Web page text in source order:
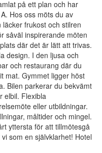
på ett plan och har
Hos oss möts du av
frukost och stilren
såväl inspirerande möten
där det är lätt att trivas.
design. I den ljusa och
och restaurang där du
mat. Gymmet ligger höst
Bilen parkerar du bekvämt
elbil. Flexibla
eller utbildningar.
måltider och mingel.
yttersta för att tillmötesgå
som en självklarhet! Hotel